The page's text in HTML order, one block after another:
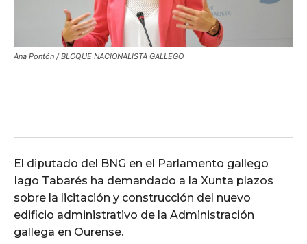
Ana Pontón / BLOQUE NACIONALISTA GALLEGO
El diputado del BNG en el Parlamento gallego
Iago Tabarés ha demandado a la Xunta plazos
sobre la licitación y construcción del nuevo
edificio administrativo de la Administración
gallega en Ourense.